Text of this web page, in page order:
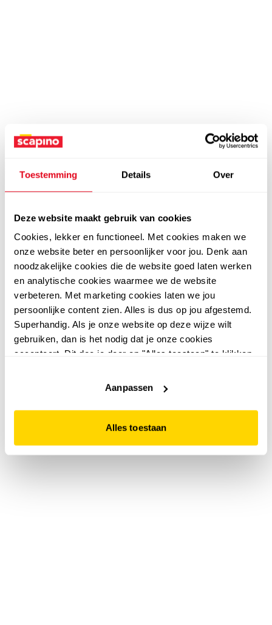
Toestemming Details Over
Deze website maakt gebruik van cookies
Cookies, lekker en functioneel. Met cookies maken we
onze website beter en persoonlijker voor jou. Denk aan
noodzakelijke cookies die de website goed laten werken
en analytische cookies waarmee we de website
verbeteren. Met marketing cookies laten we jou
persoonlijke content zien. Alles is dus op jou afgestemd.
Superhandig. Als je onze website op deze wijze wilt
gebruiken, dan is het nodig dat je onze cookies
accepteert. Dit doe je door op "Alles toestaan" te klikken.
website niet optimaal functioneert.
Aanpassen
Alles toestaan